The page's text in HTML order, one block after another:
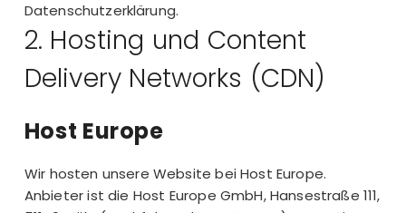
Datenschutzerklärung.
2. Hosting und Content
Delivery Networks (CDN)
Host Europe
Wir hosten unsere Website bei Host Europe.
Anbieter ist die Host Europe GmbH, Hansestraße 111,